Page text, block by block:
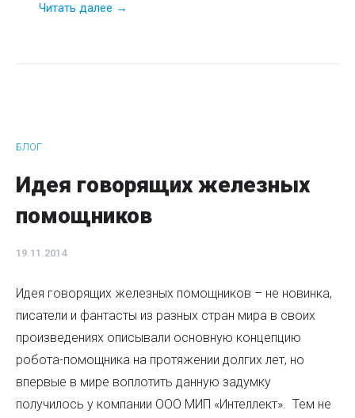
Читать далее →
БЛОГ
Идея говорящих железных
помощников
19.11.2014
Идея говорящих железных помощников – не новинка,
писатели и фантасты из разных стран мира в своих
произведениях описывали основную концепцию
робота-помощника на протяжении долгих лет, но
впервые в мире воплотить данную задумку
получилось у компании ООО МИП «Интеллект». Тем не